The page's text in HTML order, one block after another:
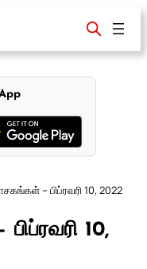
– பிப்ரவரி 10, 2022
10,